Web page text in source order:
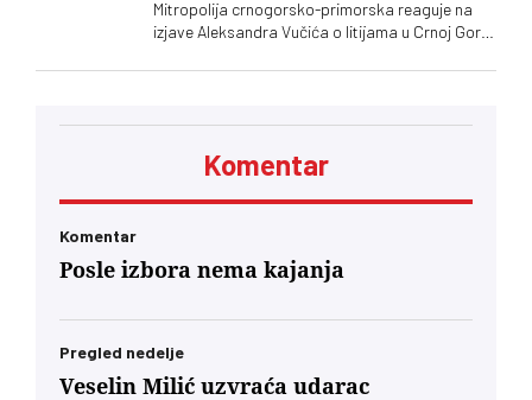
Mitropolija crnogorsko-primorska reaguje na
izjave Aleksandra Vučića o litijama u Crnoj Gori
Komentar
Komentar
Posle izbora nema kajanja
Pregled nedelje
Veselin Milić uzvraća udarac